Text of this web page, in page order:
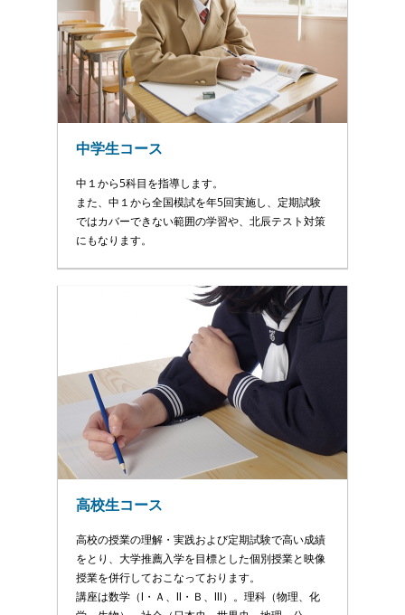
中学生コース
中１から5科目を指導します。
また、中１から全国模試を年5回実施し、定期試験
ではカバーできない範囲の学習や、北辰テスト対策
にもなります。
高校生コース
高校の授業の理解・実践および定期試験で高い成績
をとり、大学推薦入学を目標とした個別授業と映像
授業を併行しておこなっております。
講座は数学（Ⅰ・Ａ、Ⅱ・Ｂ、Ⅲ）。理科（物理、化